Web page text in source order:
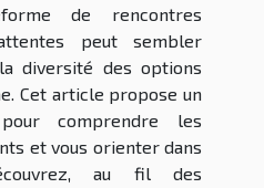
de rencontres
peut sembler
diversité des options
Cet article propose un
comprendre les
et vous orienter dans
au fil des